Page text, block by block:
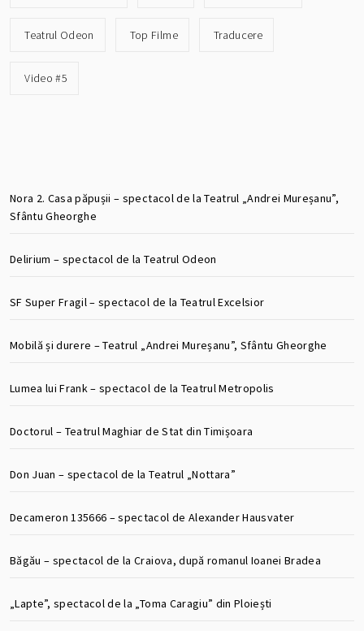
Teatrul Odeon Top Filme Traducere
Video #5
Nora 2. Casa păpușii – spectacol de la Teatrul „Andrei Mureșanu”,
Sfântu Gheorghe
Delirium – spectacol de la Teatrul Odeon
SF Super Fragil – spectacol de la Teatrul Excelsior
Mobilă și durere – Teatrul „Andrei Mureșanu”, Sfântu Gheorghe
Lumea lui Frank – spectacol de la Teatrul Metropolis
Doctorul – Teatrul Maghiar de Stat din Timișoara
Don Juan – spectacol de la Teatrul „Nottara”
Decameron 135666 – spectacol de Alexander Hausvater
Băgău – spectacol de la Craiova, după romanul Ioanei Bradea
„Lapte”, spectacol de la „Toma Caragiu” din Ploiești